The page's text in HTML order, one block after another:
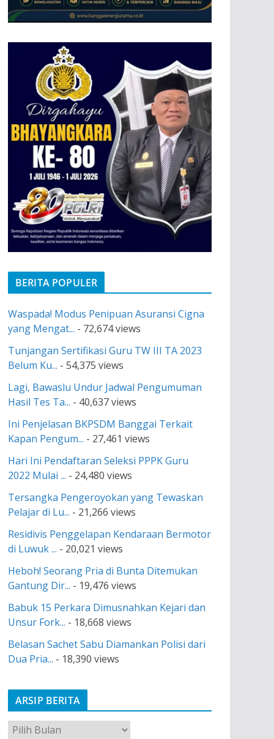
BERITA POPULER
Waspada! Modus Penipuan Asuransi Cigna
yang Mengat... - 72,674 views
Tunjangan Sertifikasi Guru TW III TA 2023
Belum Ku... - 54,375 views
Lagi, Bawaslu Undur Jadwal Pengumuman
Hasil Tes Ta... - 40,637 views
Ini Penjelasan BKPSDM Banggai Terkait
Kapan Pengum... - 27,461 views
Hari Ini Pendaftaran Seleksi PPPK Guru
2022 Mulai ... - 24,480 views
Tersangka Pengeroyokan yang Tewaskan
Pelajar di Lu... - 21,266 views
Residivis Penggelapan Kendaraan Bermotor
di Luwuk ... - 20,021 views
Heboh! Seorang Pria di Bunta Ditemukan
Gantung Dir... - 19,476 views
Babuk 15 Perkara Dimusnahkan Kejari dan
Unsur Fork... - 18,668 views
Belasan Sachet Sabu Diamankan Polisi dari
Dua Pria... - 18,390 views
ARSIP BERITA
A